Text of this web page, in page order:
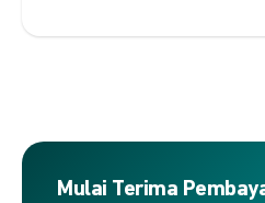
Mulai Terima